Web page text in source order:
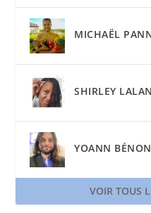
MICHAËL
SHIRLEY
YOANN
VOIR TOUS